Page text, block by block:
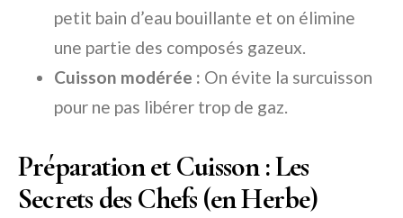
petit bain d’eau bouillante et on élimine
une partie des composés gazeux.
Cuisson modérée : On évite la surcuisson
pour ne pas libérer trop de gaz.
Préparation et Cuisson : Les
Secrets des Chefs (en Herbe)